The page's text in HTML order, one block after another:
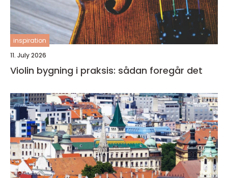
inspiration
11. July 2026
Violin bygning i praksis: sådan foregår det